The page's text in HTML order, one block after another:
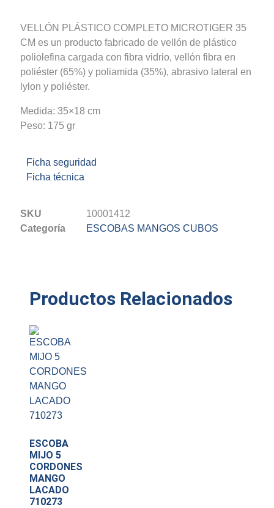
VELLÓN PLÁSTICO COMPLETO MICROTIGER 35
CM es un producto fabricado de vellón de plástico
poliolefina cargada con fibra vidrio, vellón fibra en
poliéster (65%) y poliamida (35%), abrasivo lateral en
lylon y poliéster.
Medida: 35×18 cm
Peso: 175 gr
Ficha seguridad
Ficha técnica
SKU
10001412
Categoría
ESCOBAS MANGOS CUBOS
Productos Relacionados
ESCOBA
MIJO 5
CORDONES
MANGO
LACADO
710273